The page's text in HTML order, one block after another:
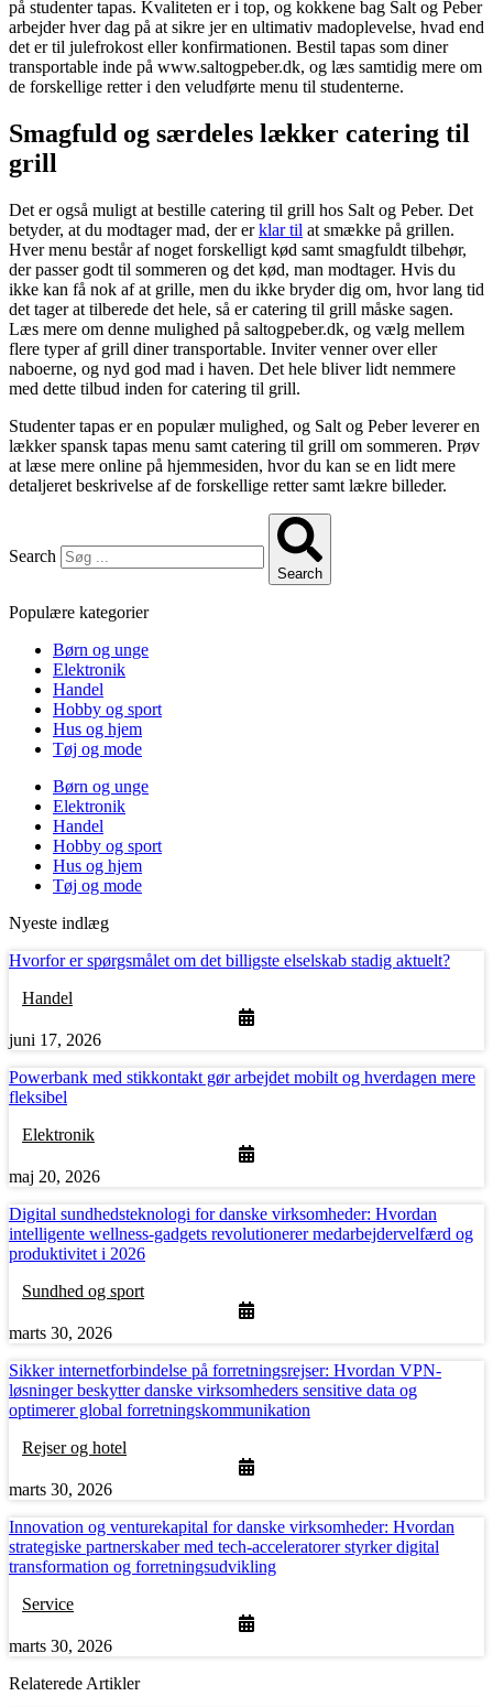
på studenter tapas. Kvaliteten er i top, og kokkene bag Salt og Peber
arbejder hver dag på at sikre jer en ultimativ madoplevelse, hvad end
det er til julefrokost eller konfirmationen. Bestil tapas som diner
transportable inde på www.saltogpeber.dk, og læs samtidig mere om
de forskellige retter i den veludførte menu til studenterne.
Smagfuld og særdeles lækker catering til
grill
Det er også muligt at bestille catering til grill hos Salt og Peber. Det
betyder, at du modtager mad, der erklar til at smække på grillen.
Hver menu består af noget forskelligt kød samt smagfuldt tilbehør,
der passer godt til sommeren og det kød, man modtager. Hvis du
ikke kan få nok af at grille, men du ikke bryder dig om, hvor lang tid
det tager at tilberede det hele, så er catering til grill måske sagen.
Læs mere om denne mulighed på saltogpeber.dk, og vælg mellem
flere typer af grill diner transportable. Inviter venner over eller
naboerne, og nyd god mad i haven. Det hele bliver lidt nemmere
med dette tilbud inden for catering til grill.
Studenter tapas er en populær mulighed, og Salt og Peber leverer en
lækker spansk tapas menu samt catering til grill om sommeren. Prøv
at læse mere online på hjemmesiden, hvor du kan se en lidt mere
detaljeret beskrivelse af de forskellige retter samt lækre billeder.
Search
Search
Populære kategorier
Børn og unge
Elektronik
Handel
Hobby og sport
Hus og hjem
Tøj og mode
Børn og unge
Elektronik
Handel
Hobby og sport
Hus og hjem
Tøj og mode
Nyeste indlæg
Hvorfor er spørgsmålet om det billigste elselskab stadig aktuelt?
Handel
juni 17, 2026
Powerbank med stikkontakt gør arbejdet mobilt og hverdagen mere
fleksibel
Elektronik
maj 20, 2026
Digital sundhedsteknologi for danske virksomheder: Hvordan
intelligente wellness-gadgets revolutionerer medarbejdervelfærd og
produktivitet i 2026
Sundhed og sport
marts 30, 2026
Sikker internetforbindelse på forretningsrejser: Hvordan VPN-
løsninger beskytter danske virksomheders sensitive data og
optimerer global forretningskommunikation
Rejser og hotel
marts 30, 2026
Innovation og venturekapital for danske virksomheder: Hvordan
strategiske partnerskaber med tech-acceleratorer styrker digital
transformation og forretningsudvikling
Service
marts 30, 2026
Relaterede Artikler